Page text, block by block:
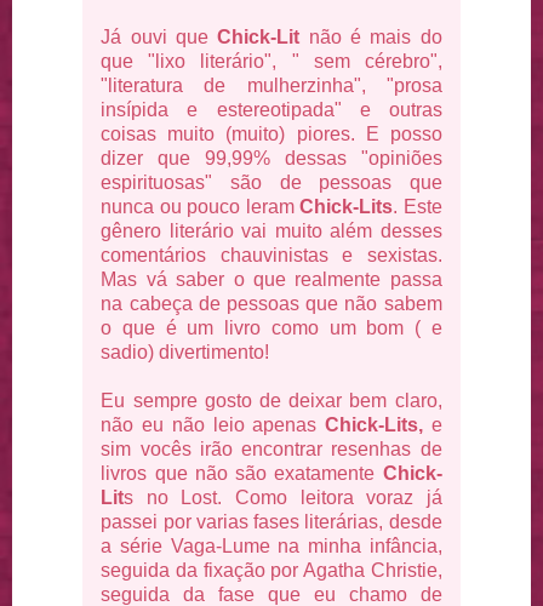
Já ouvi queChick-Lit não é mais do
que "lixo literário", " sem cérebro",
"literatura de mulherzinha", "prosa
insípida e estereotipada" e outras
coisas muito (muito) piores. E posso
dizer que 99,99% dessas "opiniões
espirituosas" são de pessoas que
nunca ou pouco leramChick-Lits. Este
gênero literário vai muito além desses
comentários chauvinistas e sexistas.
Mas vá saber o que realmente passa
na cabeça de pessoas que não sabem
o que é um livro como um bom ( e
sadio) divertimento!
Eu sempre gosto de deixar bem claro,
não eu não leio apenas Chick-Lits,e
sim vocês irão encontrar resenhas de
livros que não são exatamente Chick-
Lits no Lost. Como leitora voraz já
passei por varias fases literárias, desde
a série Vaga-Lume na minha infância,
seguida da fixação por Agatha Christie,
seguida da fase que eu chamo de